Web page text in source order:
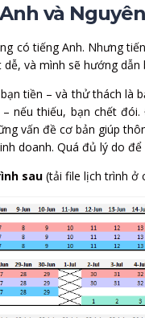
và
có tiếng Anh. Nhưng
và mình sẽ hướng dẫn
tiền – và thử thách là
nếu thiếu, bạn chết
vấn đề cơ bản giúp
doanh. Quá đủ lý do
sau (tải file lịch trình ở